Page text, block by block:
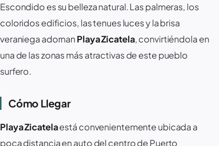
Escondido es su belleza natural. Las palmeras, los
coloridos edificios, las tenues luces y la brisa
veraniega adornanPlaya Zicatela, convirtiéndola en
una de las zonas más atractivas de este pueblo
surfero.
Cómo Llegar
Playa Zicatelaestá convenientemente ubicada a
poca distancia en auto del centro de Puerto